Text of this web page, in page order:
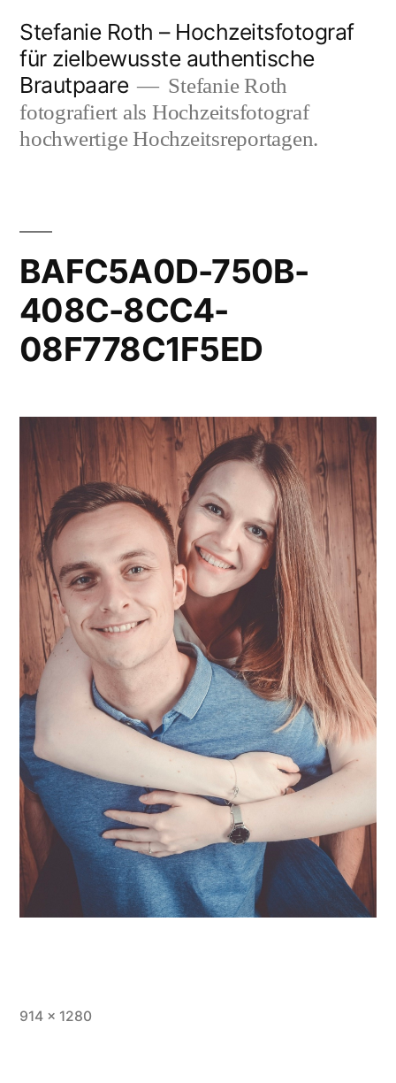
Inhalt
springen
Stefanie Roth – Hochzeitsfotograf
für zielbewusste authentische
Brautpaare
Stefanie Roth
fotografiert als Hochzeitsfotograf
hochwertige Hochzeitsreportagen.
BAFC5A0D-750B-
408C-8CC4-
08F778C1F5ED
Vollständige
914 × 1280